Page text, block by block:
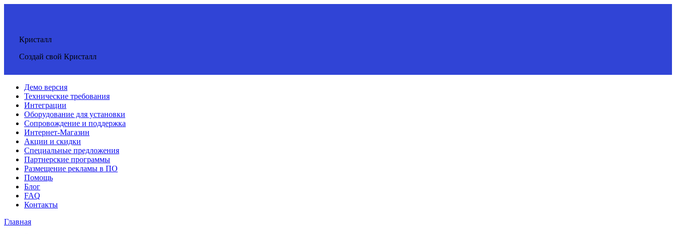
Кристалл
Создай свой Кристалл
Демо версия
Технические требования
Интеграции
Оборудование для установки
Сопровождение и поддержка
Интернет-Магазин
Акции и скидки
Специальные предложения
Партнерские программы
Размещение рекламы в ПО
Помощь
Блог
FAQ
Контакты
Главная